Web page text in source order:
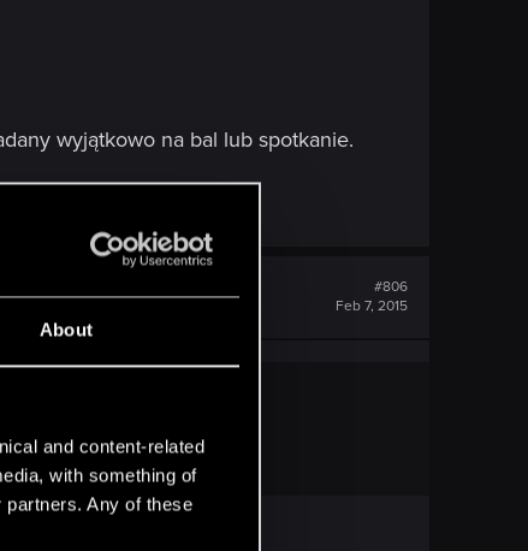
About
and content-related
with something of
Any of these
wyjątkowo na bal lub spotkanie.
#806
Feb 7, 2015